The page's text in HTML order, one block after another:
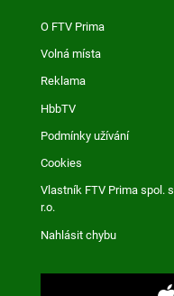
O FTV Prima
Volná místa
Reklama
HbbTV
Podmínky užívání
Cookies
Vlastník FTV Prima spol. s
r.o.
Nahlásit chybu